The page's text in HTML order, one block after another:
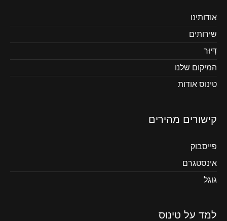
אודותינו
שירותים
דִיוּר
המיקום שלנו
טינוס אודות
קישורים מהירים
פייסבוק
אינסטגרם
גוגל
למד על טינוס